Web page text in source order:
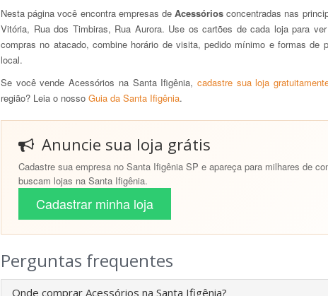
Nesta página você encontra empresas deAcessórios concentradas nas
Vitória, Rua dos Timbiras, Rua Aurora. Use os cartões de cada loja para
compras no atacado, combine horário de visita, pedido mínimo e formas de
local.
Se você vende Acessórios na Santa Ifigênia, cadastre sua loja
região? Leia o nosso Guia da Santa Ifigênia.
Anuncie sua loja grátis
Cadastre sua empresa no Santa Ifigênia SP e apareça para milhares de
buscam lojas na Santa Ifigênia.
Cadastrar minha loja
Perguntas frequentes
Onde comprar Acessórios na Santa Ifigênia?